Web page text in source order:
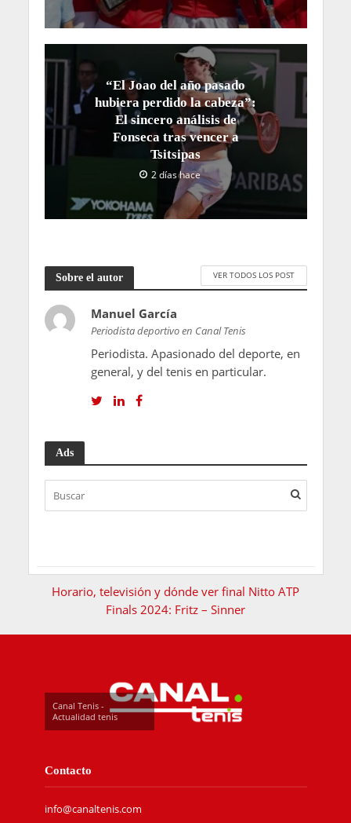
“El Joao del año pasado
hubiera perdido la cabeza”:
El sincero análisis de
Fonseca tras vencer a
Tsitsipas
2 días hace
Sobre el autor VER TODOS LOS POST
Manuel García
Periodista deportivo en Canal Tenis
Periodista. Apasionado del deporte, en
general, y del tenis en particular.
Ads
Horario, televisión y dónde ver final Nitto ATP
Finals 2024: Fritz – Sinner
Canal Tenis -
Actualidad tenis
Contacto
info@canaltenis.com